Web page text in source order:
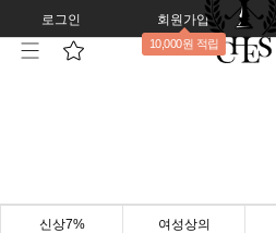
로그인 회원가입
10,000원 적립
신상7% 여성상의